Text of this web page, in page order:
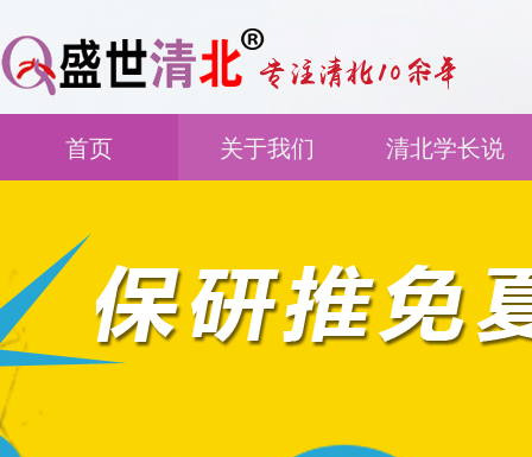
首页 关于我们 清北学长说